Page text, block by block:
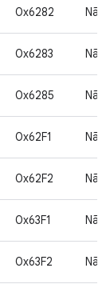
0x6282 Não
0x6283 Não
0x6285 Não
0x62F1 Não
0x62F2 Não
0x63F1 Não
0x63F2 Não